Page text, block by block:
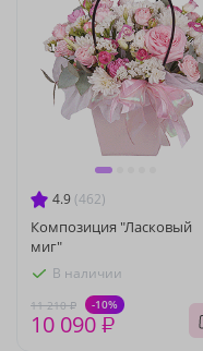
4.9 (462)
Композиция "Ласковый
миг"
В наличии
11 210 ₽ -10%
10 090 ₽